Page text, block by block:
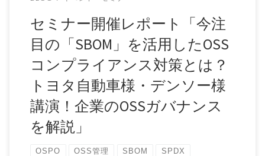
セミナー開催レポート「今注
目の「SBOM」を活用したOSS
コンプライアンス対策とは？
トヨタ自動車様・デンソー様
講演！企業のOSSガバナンス
を解説」
OSPO OSS管理 SBOM SPDX